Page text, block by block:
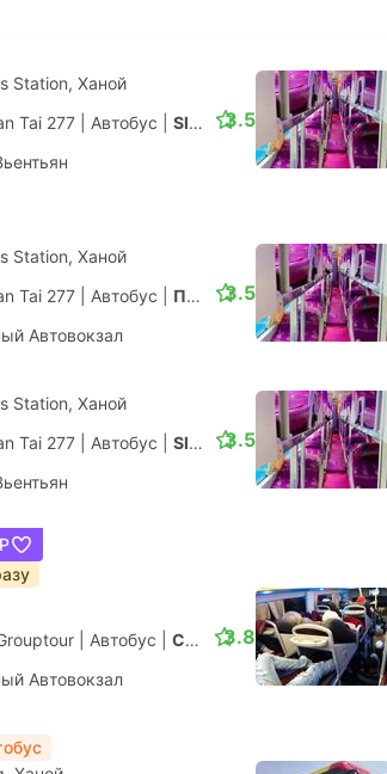
Station, Ханой
Tai 277 Автобус Sleeper Bus 3.5
Station, Ханой
Tai 277 Автобус Полуспальный
Автовокзал
3.5
Station, Ханой
Tai 277 Автобус Sleeper Bus 3.5
Автобус Спальное место 41
Автовокзал
3.8